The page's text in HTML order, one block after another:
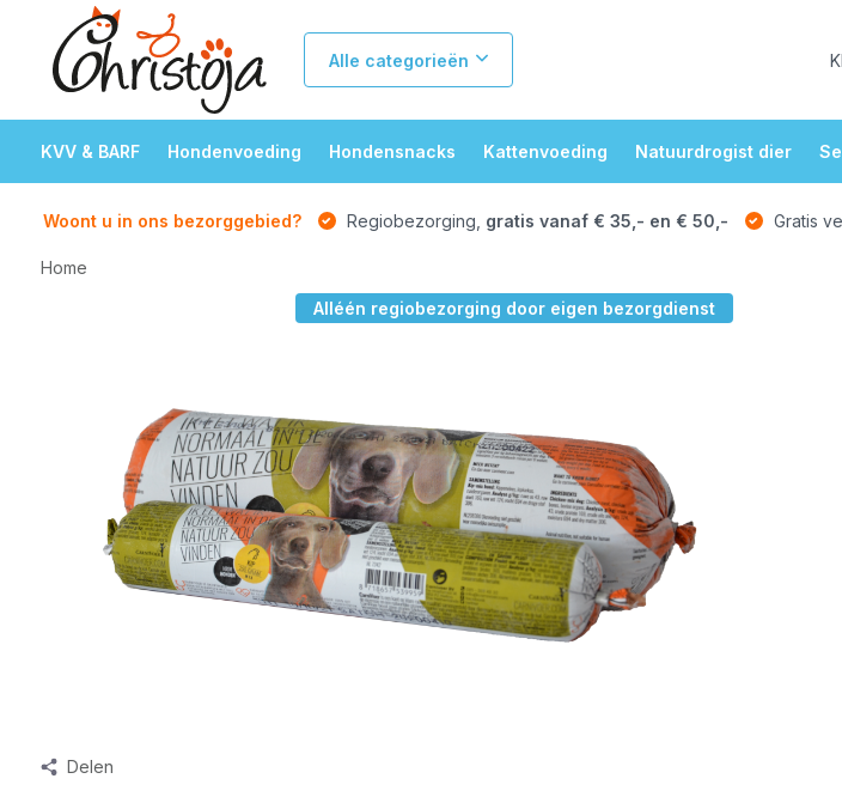
Alle categorieën
KVV & BARF Hondenvoeding Hondensnacks Kattenvoeding Natuurdrogist dier
Woont u in ons bezorggebied? Regiobezorging, gratis vanaf € 35,- en € 50,- Gratis
Home
Alléén regiobezorging door eigen bezorgdienst
Delen